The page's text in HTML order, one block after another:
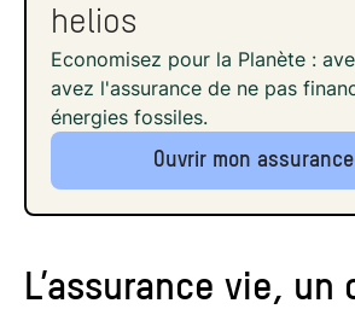
helios
Economisez pour la Planète :
avez l'assurance de ne pas
énergies fossiles.
Ouvrir mon
L’assurance vie,